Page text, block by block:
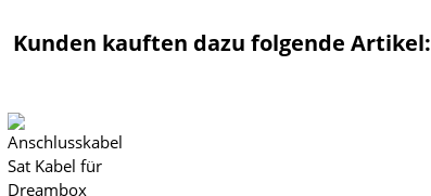
Kunden kauften dazu folgende Artikel: